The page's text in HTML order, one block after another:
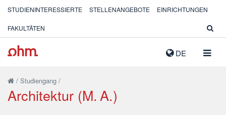
DE
STUDIENINTERESSIERTE STELLENANGEBOTE EINRICHTUNGEN
FAKULTÄTEN
/ Studiengang /
Architektur (M. A.)